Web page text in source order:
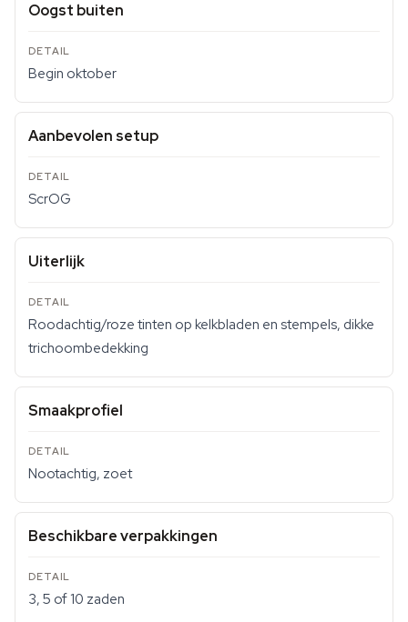
Oogst buiten
Begin oktober
Aanbevolen setup
ScrOG
Uiterlijk
Roodachtig/roze tinten op kelkbladen en stempels, dikke
trichoombedekking
Smaakprofiel
Nootachtig, zoet
Beschikbare verpakkingen
3, 5 of 10 zaden